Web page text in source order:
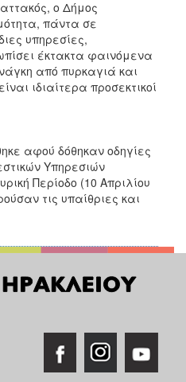
ο Δήμος
πάντα σε
υπηρεσίες,
έκτακτα φαινόμενα
από πυρκαγιά και
ιδιαίτερα προσεκτικοί
αφού δόθηκαν οδηγίες
Υπηρεσιών
Περίοδο (10 Απριλίου
τις υπαίθριες και